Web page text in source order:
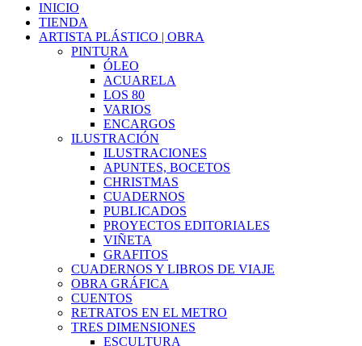
INICIO
TIENDA
ARTISTA PLÁSTICO | OBRA
PINTURA
ÓLEO
ACUARELA
LOS 80
VARIOS
ENCARGOS
ILUSTRACIÓN
ILUSTRACIONES
APUNTES, BOCETOS
CHRISTMAS
CUADERNOS
PUBLICADOS
PROYECTOS EDITORIALES
VIÑETA
GRAFITOS
CUADERNOS Y LIBROS DE VIAJE
OBRA GRÁFICA
CUENTOS
RETRATOS EN EL METRO
TRES DIMENSIONES
ESCULTURA